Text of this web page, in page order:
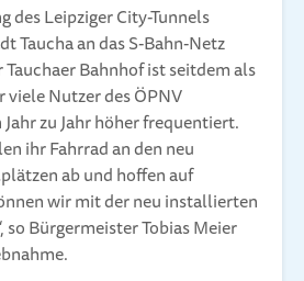
des Leipziger City-Tunnels
Taucha an das S-Bahn-Netz
Bahnhof ist seitdem als
Nutzer des ÖPNV
zu Jahr höher frequentiert.
ihr Fahrrad an den neu
ab und hoffen auf
wir mit der neu installierten
so Bürgermeister Tobias Meier